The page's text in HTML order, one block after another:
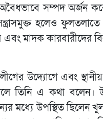
অবৈধভাবে সম্পদ অর্জন
হলেও ফুলতলাতে
মাদক কারবারীদের
উদ্যোগে এবং স্থানীয়
তিনি এ কথা বলেন।
মধ্যে উপস্থিত ছিলেন